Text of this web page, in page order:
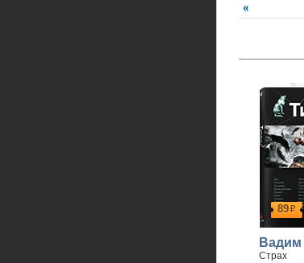
89р
Вадим
Страх